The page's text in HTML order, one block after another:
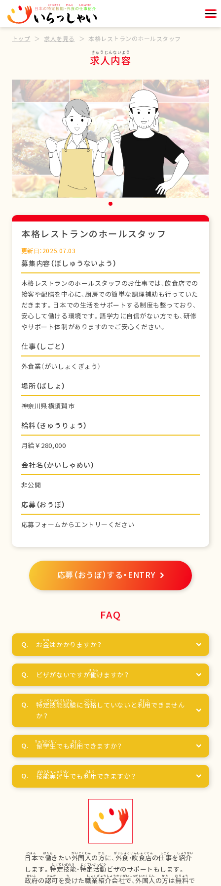
トップ 求人を見る 本格レストランのホールスタッフ
求人内容
本格レストランのホールスタッフ
更新日：2025.07.03
募集内容（ぼしゅうないよう）
本格レストランのホールスタッフのお仕事では、飲食店での
接客や配膳を中心に、厨房での簡単な調理補助も行っていた
だきます。日本での生活をサポートする制度も整っており、
安心して働ける環境です。語学力に自信がない方でも、研修
やサポート体制がありますのでご安心ください。
仕事（しごと）
外食業（がいしょくぎょう）
場所（ばしょ）
神奈川県横須賀市
給料（きゅうりょう）
月給￥280,000
会社名（かいしゃめい）
非公開
応募（おうぼ）
応募フォームからエントリーください
応募（おうぼ）する・ENTRY
FAQ
お金はかかりますか？
ビザがないですが働けますか？
特定技能試験に合格 していないと利用 できません
か？
留学生でも利用 できますか？
技能実習生でも利用できますか？
日本で働きたい外国人の方に、 外食 ・飲食店の仕事を紹介
します。特定技能・特定活動 ビザのサポートもします。
政府の認可を受けた職業紹介会社で、 外国人の方は無料で